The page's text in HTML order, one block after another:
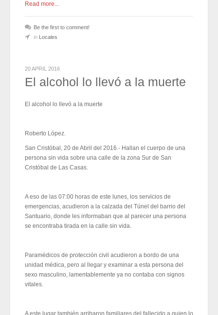
Read more...
Be the first to comment!
in Locales
20 APRIL 2016
El alcohol lo llevó a la muerte
El alcohol lo llevó a la muerte
Roberto López.
San Cristóbal, 20 de Abril del 2016.- Hallan el cuerpo de una
persona sin vida sobre una calle de la zona Sur de San
Cristóbal de Las Casas.
A eso de las 07:00 horas de este lunes, los servicios de
emergencias, acudieron a la calzada del Túnel del barrio del
Santuario, donde les informaban que al parecer una persona
se encontraba tirada en la calle sin vida.
Paramédicos de protección civil acudieron a bordo de una
unidad médica, pero al llegar y examinar a esta persona del
sexo masculino, lamentablemente ya no contaba con signos
vitales.
A este lugar también arribaron familiares del fallecido a quien lo